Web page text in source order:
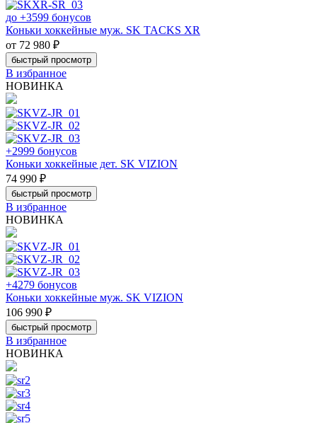
до +3599 бонусов
Коньки хоккейные муж. SK TACKS XR
от 72 980 ₽
быстрый просмотр
В избранное
НОВИНКА
+2999 бонусов
Коньки хоккейные дет. SK VIZION
74 990 ₽
быстрый просмотр
В избранное
НОВИНКА
+4279 бонусов
Коньки хоккейные муж. SK VIZION
106 990 ₽
быстрый просмотр
В избранное
НОВИНКА